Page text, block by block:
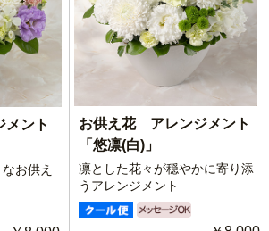
ント
お供え
お供え花 アレンジメント
「悠凛(白)」
凛とした花々が穏やかに寄り添
うアレンジメント